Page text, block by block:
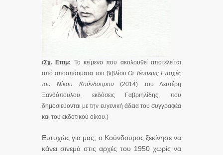
(Σχ. Επιμ:
Το κείμενο που ακολουθεί αποτελείται
από αποσπάσματα του βιβλίουΟι Τέσσερις Εποχές
του Νίκου Κούνδουρου(2014) του Λευτέρη
Ξανθόπουλου, εκδόσεις Γαβριηλίδης, που
δημοσιεύονται με την ευγενική άδεια του συγγραφέα
και του εκδοτικού οίκου.)
Ευτυχώς για μας, ο Κούνδουρος ξεκίνησε να
κάνει σινεμά στις αρχές του 1950 χωρίς να